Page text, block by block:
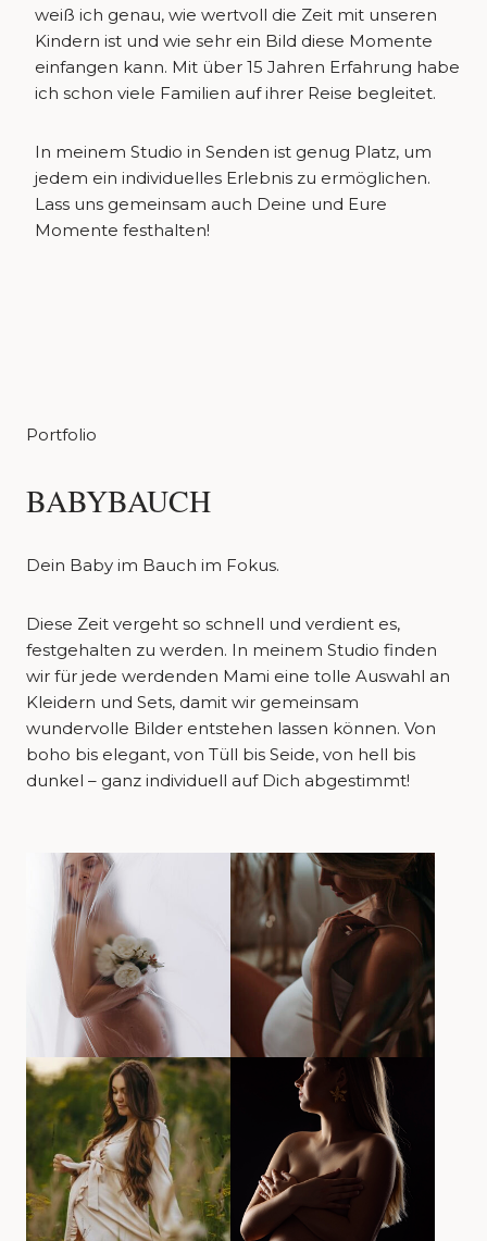
weiß ich genau, wie wertvoll die Zeit mit unseren
Kindern ist und wie sehr ein Bild diese Momente
einfangen kann. Mit über 15 Jahren Erfahrung habe
ich schon viele Familien auf ihrer Reise begleitet.
In meinem Studio in Senden ist genug Platz, um
jedem ein individuelles Erlebnis zu ermöglichen.
Lass uns gemeinsam auch Deine und Eure
Momente festhalten!
Portfolio
BABYBAUCH
Dein Baby im Bauch im Fokus.
Diese Zeit vergeht so schnell und verdient es,
festgehalten zu werden. In meinem Studio finden
wir für jede werdenden Mami eine tolle Auswahl an
Kleidern und Sets, damit wir gemeinsam
wundervolle Bilder entstehen lassen können. Von
boho bis elegant, von Tüll bis Seide, von hell bis
dunkel – ganz individuell auf Dich abgestimmt!